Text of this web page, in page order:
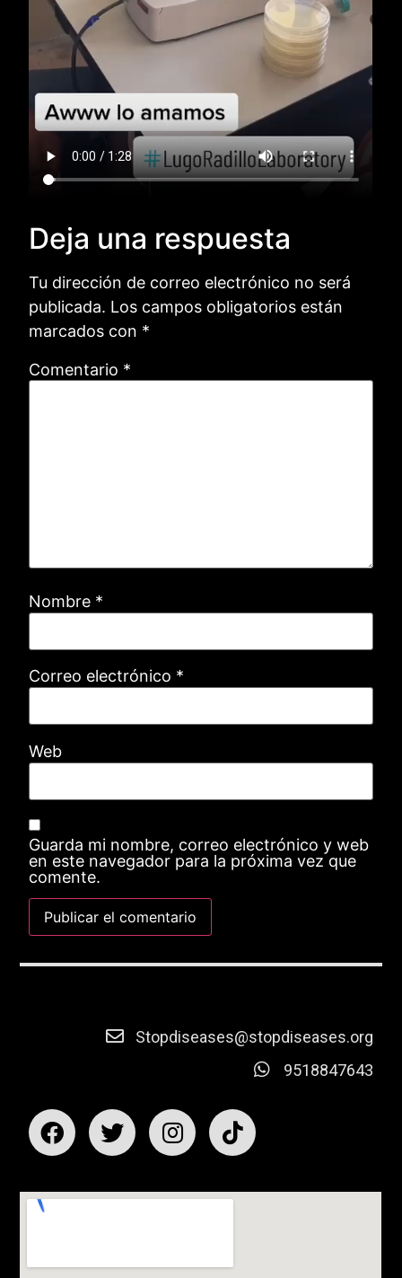
Deja una respuesta
Tu dirección de correo electrónico no será
publicada. Los campos obligatorios están
marcados con *
Comentario *
Nombre *
Correo electrónico *
Web
Guarda mi nombre, correo electrónico y web
en este navegador para la próxima vez que
comente.
Stopdiseases@stopdiseases.org
9518847643